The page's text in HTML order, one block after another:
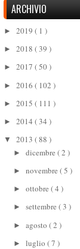
ARCHIVIO
► 2019 ( 1 )
► 2018 ( 39 )
► 2017 ( 50 )
► 2016 ( 102 )
► 2015 ( 111 )
► 2014 ( 34 )
▼ 2013 ( 88 )
► dicembre ( 2 )
► novembre ( 5 )
► ottobre ( 4 )
► settembre ( 3 )
► agosto ( 2 )
► luglio ( 7 )